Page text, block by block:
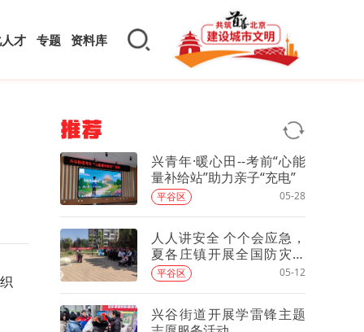
才 专题 资料库
推荐
兴青年·暖心田--考前“心能
量补给站”助力亲子“充电”
平谷区 05-28
人人讲安全 个个会应急，
夏各庄镇开展全国防灾减
灾日主题宣传活动
平谷区 05-12
兴谷街道开展学雷锋主题